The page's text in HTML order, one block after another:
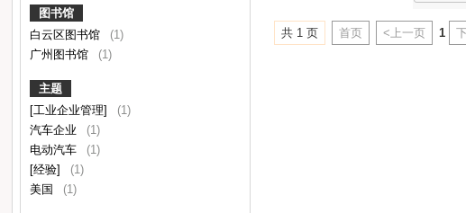
图书馆
白云区图书馆
(1)
广州图书馆
(1)
主题
[工业企业管理]
(1)
汽车企业
(1)
电动汽车
(1)
[经验]
(1)
美国
(1)
共 1 页 首页 <上一页 1